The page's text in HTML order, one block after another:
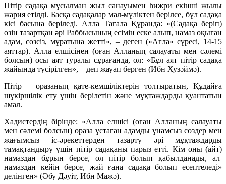
Пітір садақа мұсылман жыл санауымен һижри екінші жылы
жария етілді. Басқа садақалар мал-мүліктен берілсе, бұл садақа
кісі басына беріледі. Алла Тағала Құранда: «(Садақа беріп)
өзін тазартқан әрі Раббысының есімін еске алып, намаз оқыған
адам, сөзсіз, мұратына жетті», – деген («Ағла» сүресі, 14-15
аяттар). Алла елшісінен (оған Алланың салауаты мен сәлемі
болсын) осы аят туралы сұрағанда, ол: «Бұл аят пітір садақа
жайында түсірілген», – деп жауап берген (Ибн Хузәймә).
Пітір – оразаның қате-кемшіліктерін толтыратын, Құдайға
шүкіршілік ету үшін берілетін және мұқтаждарды қуантатын
амал.
Хадистердің бірінде: «Алла елшісі (оған Алланың салауаты
мен сәлемі болсын) ораза ұстаған адамды ұнамсыз сөздер мен
жағымсыз іс-әрекеттерден тазарту әрі мұқтаждарды
тамақтандыру үшін пітір садақаны парыз етті. Кім оны (айт)
намаздан бұрын берсе, ол пітір болып қабылданады, ал
намаздан кейін берсе, жай ғана садақа болып есептеледі»
делінген» (Әбу Дәуіт, Ибн Мажә).